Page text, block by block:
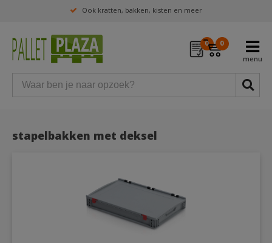
Ook kratten, bakken, kisten en meer
0 0
stapelbakken met deksel